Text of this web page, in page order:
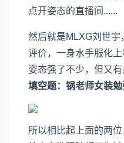
点开姿态的直播间......
然后就是MLXG刘世
评价，一身水手服化
姿态强了不少，但又有
填空题：锅老师女装勉
所以相比起上面的两